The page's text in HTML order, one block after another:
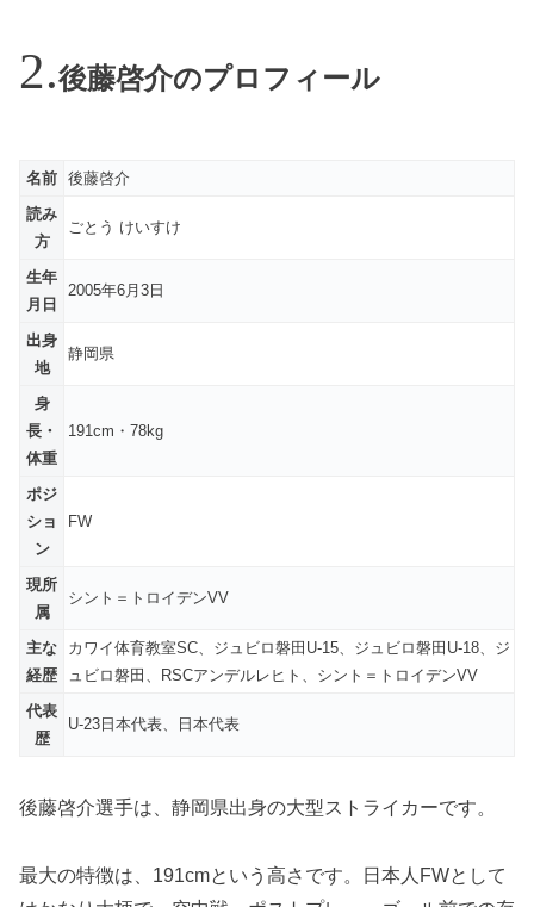
後藤啓介のプロフィール
名前 後藤啓介
読み
方
ごとう けいすけ
生年
月日
2005年6月3日
出身
地
静岡県
身
長・
体重
191cm・78kg
ポジ
ショ
ン
FW
現所
属
シント＝トロイデンVV
主な
経歴
カワイ体育教室SC、ジュビロ磐田U-15、ジュビロ磐田U-18、ジ
ュビロ磐田、RSCアンデルレヒト、シント＝トロイデンVV
代表
歴
U-23日本代表、日本代表
後藤啓介選手は、静岡県出身の大型ストライカーです。
最大の特徴は、191cmという高さです。日本人FWとして